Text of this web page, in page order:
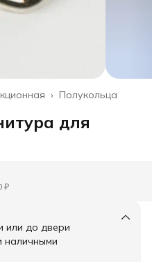
Полукольца
›
для
₽
или до двери
наличными